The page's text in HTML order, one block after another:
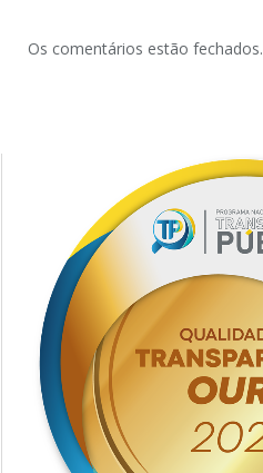
Os comentários estão fechados.